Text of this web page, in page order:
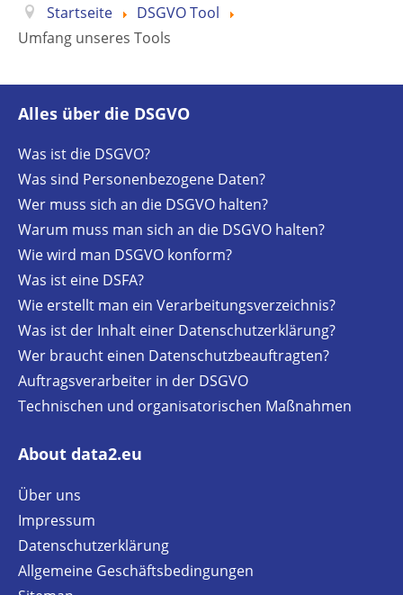
Startseite
DSGVO Tool
Umfang unseres Tools
Alles über die DSGVO
Was ist die DSGVO?
Was sind Personenbezogene Daten?
Wer muss sich an die DSGVO halten?
Warum muss man sich an die DSGVO halten?
Wie wird man DSGVO konform?
Was ist eine DSFA?
Wie erstellt man ein Verarbeitungsverzeichnis?
Was ist der Inhalt einer Datenschutzerklärung?
Wer braucht einen Datenschutzbeauftragten?
Auftragsverarbeiter in der DSGVO
Technischen und organisatorischen Maßnahmen
About data2.eu
Über uns
Impressum
Datenschutzerklärung
Allgemeine Geschäftsbedingungen